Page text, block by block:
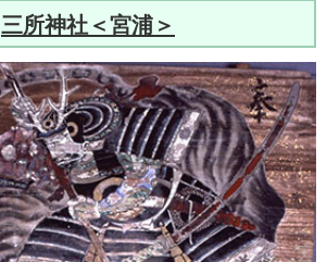
三所神社＜宮浦＞